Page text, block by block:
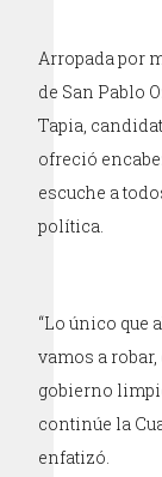
Arropada por
de San Pablo
Tapia,
ofreció
escuche a
política.
“Lo único que
vamos a
gobierno
continúe la
enfatizó.